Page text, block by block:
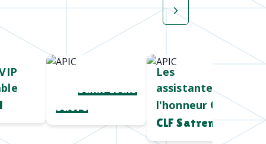
Saint Louis
Sucre
Les
assistantes à
l'honneur Chez
CLF Satrem